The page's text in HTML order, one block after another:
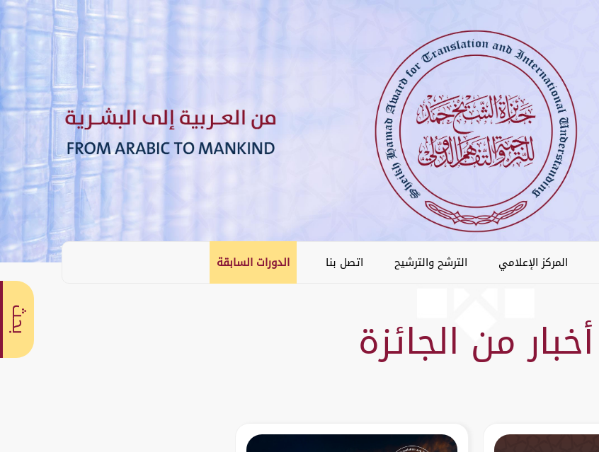
المركز الإعلامي الترشح والترشيح اتصل بنا الدورات السابقة
أخبار من الجائزة بحث